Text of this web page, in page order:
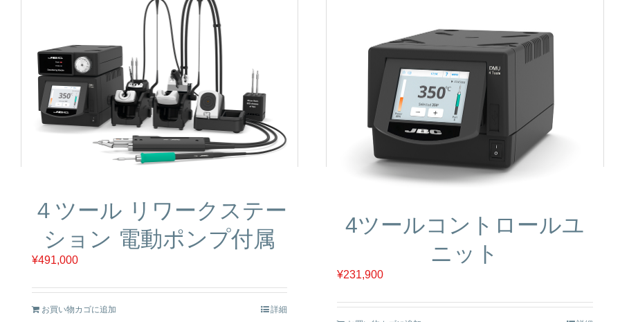
４ツール リワークステー
ション 電動ポンプ付属
¥491,000
お買い物カゴに追加 詳細
4ツールコントロールユ
ニット
¥231,900